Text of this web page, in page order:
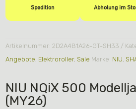
Spedition Abholung im
Artikelnummer:2D2A4B1A26-GT-SH33
Angebote Elektroroller, Sale Marke: NIU
NIU NQiX 500
(MY26)